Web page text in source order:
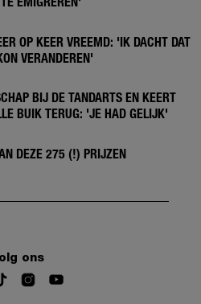
OP KEER VREEMD: 'IK DACHT DAT
VERANDEREN'
BIJ DE TANDARTS EN KEERT
BUIK TERUG: 'JE HAD GELIJK'
DEZE 275 (!) PRIJZEN
ons